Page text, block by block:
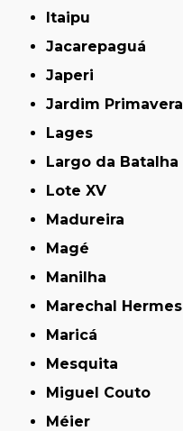
Itaipu
Jacarepaguá
Japeri
Jardim Primavera
Lages
Largo da Batalha
Lote XV
Madureira
Magé
Manilha
Marechal Hermes
Maricá
Mesquita
Miguel Couto
Méier